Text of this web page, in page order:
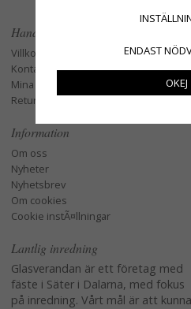
Handla
Villkor
Kontakta oss
Mina favoriter
Retur och Reklamation
Information
Om oss
Nyheter
Nyhetsbrev
Om cookies
Cookie instÃ¤llningar
Lantlig inredning
Glasverandan är ett företag med
fäste i Säter i Dalarna, med fokus
på inredning. Vårt mål är att kunna
ENDAST
OKEJ